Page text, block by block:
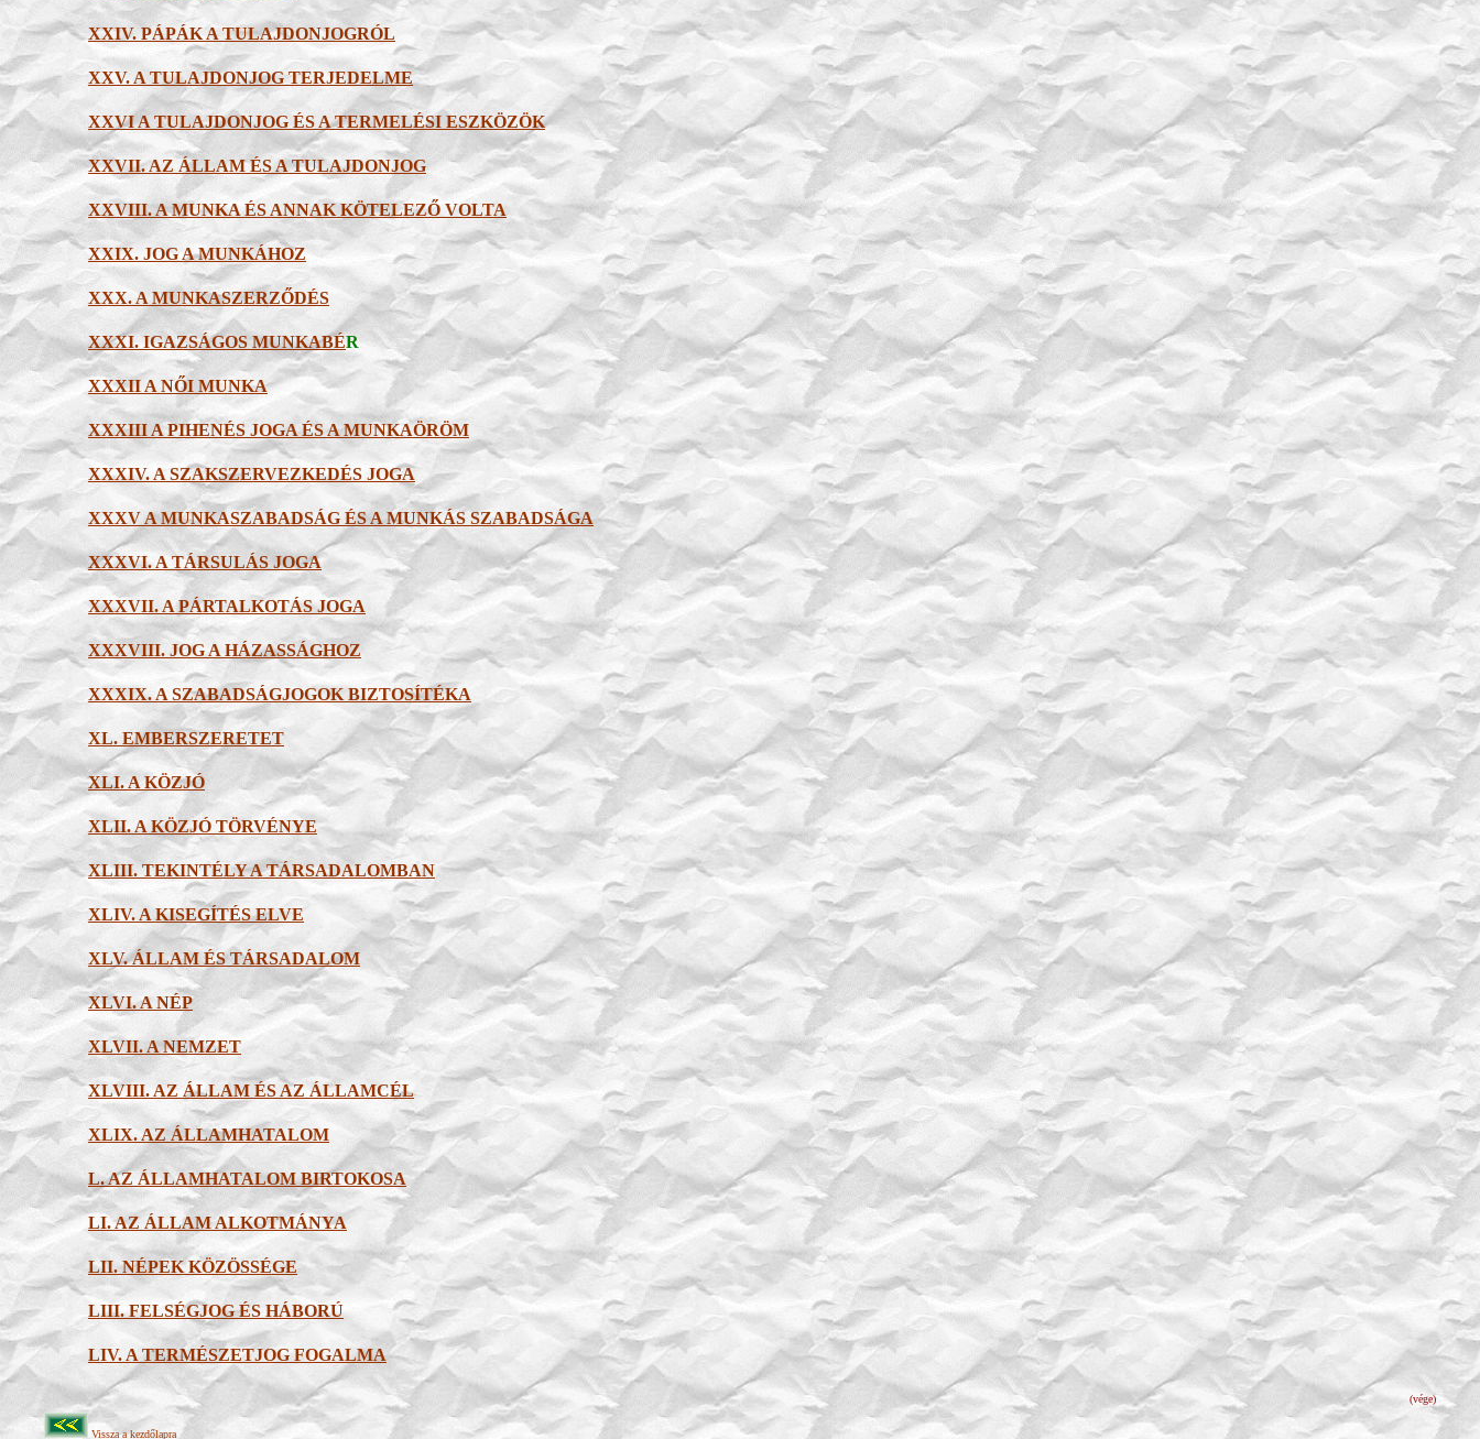
XXIV. PÁPÁK A TULAJDONJOGRÓL
XXV. A TULAJDONJOG TERJEDELME
XXVI A TULAJDONJOG ÉS A TERMELÉSI ESZKÖZÖK
XXVII. AZ ÁLLAM ÉS A TULAJDONJOG
XXVIII. A MUNKA ÉS ANNAK KÖTELEZŐ VOLTA
XXIX. JOG A MUNKÁHOZ
XXX. A MUNKASZERZŐDÉS
XXXI. IGAZSÁGOS MUNKABÉR
XXXII A NŐI MUNKA
XXXIII A PIHENÉS JOGA ÉS A MUNKAÖRÖM
XXXIV. A SZAKSZERVEZKEDÉS JOGA
XXXV A MUNKASZABADSÁG ÉS A MUNKÁS SZABADSÁGA
XXXVI. A TÁRSULÁS JOGA
XXXVII. A PÁRTALKOTÁS JOGA
XXXVIII. JOG A HÁZASSÁGHOZ
XXXIX. A SZABADSÁGJOGOK BIZTOSÍTÉKA
XL. EMBERSZERETET
XLI. A KÖZJÓ
XLII. A KÖZJÓ TÖRVÉNYE
XLIII. TEKINTÉLY A TÁRSADALOMBAN
XLIV. A KISEGÍTÉS ELVE
XLV. ÁLLAM ÉS TÁRSADALOM
XLVI. A NÉP
XLVII. A NEMZET
XLVIII. AZ ÁLLAM ÉS AZ ÁLLAMCÉL
XLIX. AZ ÁLLAMHATALOM
L. AZ ÁLLAMHATALOM BIRTOKOSA
LI. AZ ÁLLAM ALKOTMÁNYA
LII. NÉPEK KÖZÖSSÉGE
LIII. FELSÉGJOG ÉS HÁBORÚ
LIV. A TERMÉSZETJOG FOGALMA
(vége)
Vissza a kezdőlapra